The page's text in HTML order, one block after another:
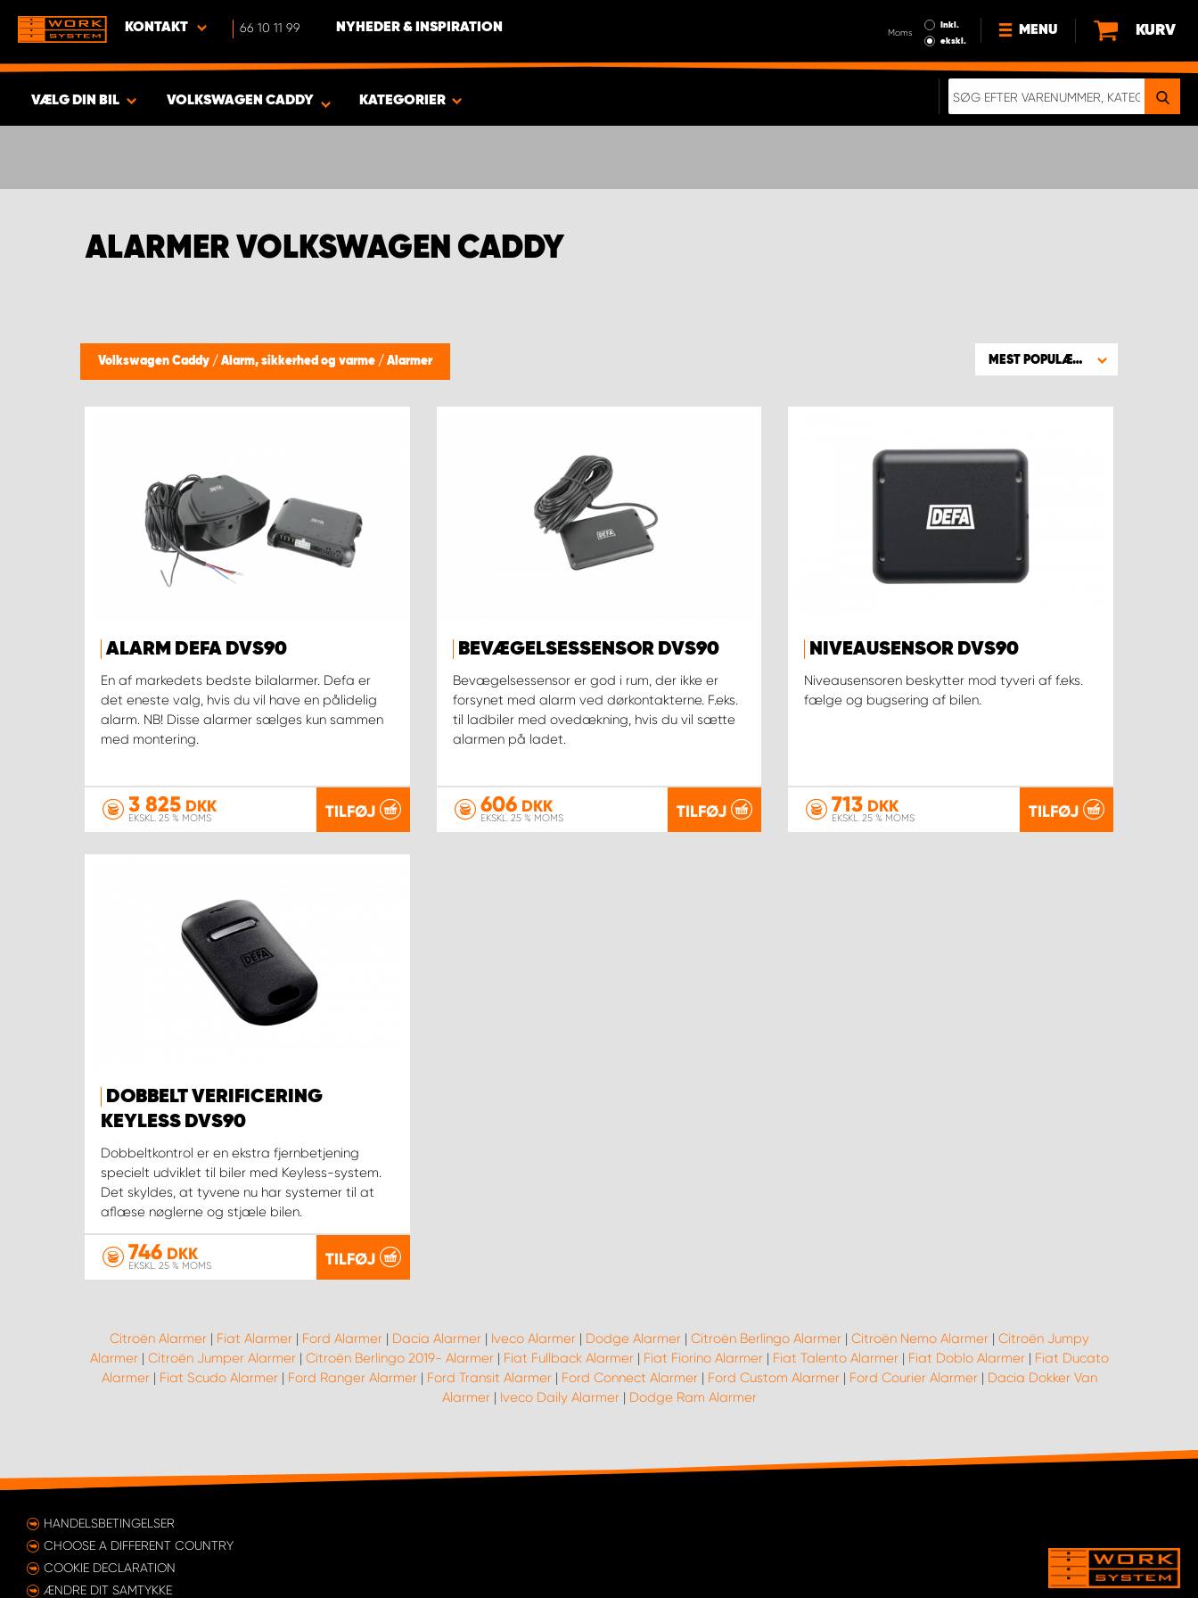
KONTAKT 66 10 11 99 NYHEDER & INSPIRATION Moms
Inkl.
ekskl.
MENU
HVORFOR VÆLGE WORK
KURV
VÆLG DIN BIL VOLKSWAGEN CADDY KATEGORIER
ALARMER VOLKSWAGEN CADDY
Volkswagen Caddy / Alarm, sikkerhed og varme / Alarmer MEST POPULÆRE
ALARM DEFA DVS90
En af markedets bedste bilalarmer. Defa er
det eneste valg, hvis du vil have en pålidelig
alarm. NB! Disse alarmer sælges kun sammen
med montering.
3 825 DKK
EKSKL. 25 % MOMS TILFØJ
BEVÆGELSESSENSOR DVS90
Bevægelsessensor er god i rum, der ikke er
forsynet med alarm ved dørkontakterne. F.eks.
til ladbiler med ovedækning, hvis du vil sætte
alarmen på ladet.
606DKK
EKSKL. 25 % MOMS TILFØJ
NIVEAUSENSOR DVS90
Niveausensoren beskytter mod tyveri af f.eks.
fælge og bugsering af bilen.
713 DKK
EKSKL. 25 % MOMS TILFØJ
DOBBELT VERIFICERING
KEYLESS DVS90
Dobbeltkontrol er en ekstra fjernbetjening
specielt udviklet til biler med Keyless-system.
Det skyldes, at tyvene nu har systemer til at
aflæse nøglerne og stjæle bilen.
746 DKK
EKSKL. 25 % MOMS TILFØJ
Citroën Alarmer| Fiat Alarmer| Ford Alarmer| Dacia Alarmer| Iveco Alarmer| Dodge Alarmer| Citroën Berlingo Alarmer| Citroën Nemo Alarmer| Citroën Jumpy
Alarmer| Citroën Jumper Alarmer| Citroën Berlingo 2019- Alarmer| Fiat Fullback Alarmer| Fiat Fiorino Alarmer| Fiat Talento Alarmer| Fiat Doblo Alarmer| Fiat Ducato
Alarmer| Fiat Scudo Alarmer| Ford Ranger Alarmer| Ford Transit Alarmer| Ford Connect Alarmer| Ford Custom Alarmer| Ford Courier Alarmer| Dacia Dokker Van
Alarmer| Iveco Daily Alarmer| Dodge Ram Alarmer
HANDELSBETINGELSER
CHOOSE A DIFFERENT COUNTRY
COOKIE DECLARATION
ÆNDRE DIT SAMTYKKE